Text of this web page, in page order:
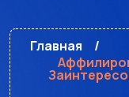
Главная